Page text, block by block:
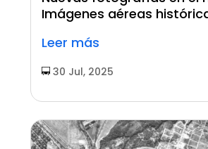
Imágenes aéreas
Leer más
30 Jul, 2025